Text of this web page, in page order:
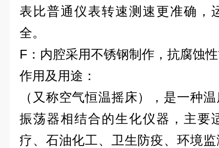
表比普通仪表转速测速更准确，
全。
F ：内腔采用不锈钢制作，抗腐蚀
作用及用途：
（又称空气恒温摇床），是一种
振荡器相结合的生化仪器，主要
疗、石油化工、卫生防疫、环境